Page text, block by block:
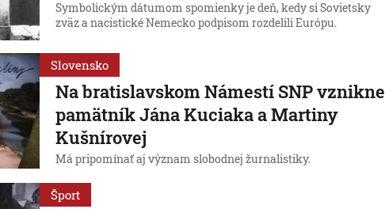
Symbolickým dátumom spomienky je deň, kedy si Sovietsky
zväz a nacistické Nemecko podpisom rozdelili Európu.
Slovensko
Na bratislavskom Námestí SNP vznikne
pamätník Jána Kuciaka a Martiny
Kušnírovej
Má pripomínať aj význam slobodnej žurnalistiky.
Šport